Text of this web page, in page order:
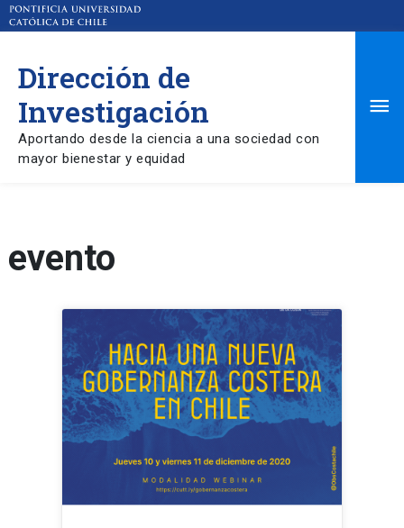
Dirección de
Investigación
Aportando desde la ciencia a una sociedad con
mayor bienestar y equidad
evento